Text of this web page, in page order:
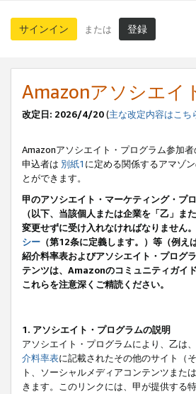
サインイン または 登録
Amazonアソシエイ
改定日: 2026/4/20(主な改定内容はこち
Amazonアソシエイト・プログラム参加
申込者は 別紙1 に定める関係するアマゾ
とができます。
甲のアソシエイト・マーケティング・プ
（以下、当該個人または企業を「乙」
変更せずに受け入れなければなりません
シー （第12条に定義します。）等（例
紹介料率表およびアソシエイト・プログ
テンツは、Amazonのコミュニティガイ
これらを注意深くご精読ください。
1. アソシエイト・プログラムの説明
アソシエイト・プログラムにより、乙は、
介料率表に記載されたその他のサイト（
ト、ソーシャルメディアコンテンツまた
きます。このリンクには、甲が提供する